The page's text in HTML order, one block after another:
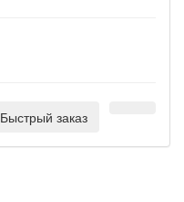
Быстрый заказ